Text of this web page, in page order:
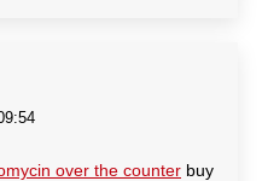
over the counter buy